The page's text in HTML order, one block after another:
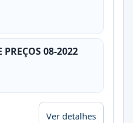
PREÇOS 08-2022
Ver detalhes